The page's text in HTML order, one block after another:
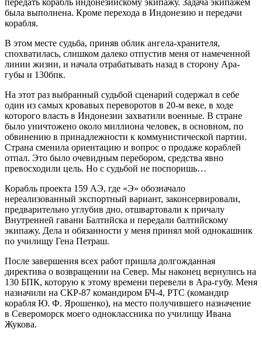
была выполнена. Кроме перехода в Индонезию и передачи
корабля.
В этом месте судьба, приняв облик ангела-хранителя,
спохватилась, слишком далеко отпустив меня от намеченной
линии жизни, и начала отрабатывать назад в сторону Ара-
губы и 130бпк.
На этот раз выбранный судьбой сценарий содержал в себе
один из самых кровавых переворотов в 20-м веке, в ходе
которого власть в Индонезии захватили военные. В стране
было уничтожено около миллиона человек, в основном, по
обвинению в принадлежности к коммунистической партии.
Страна сменила ориентацию и вопрос о продаже кораблей
отпал. Это было очевидным перебором, средства явно
превосходили цель. Но с судьбой не поспоришь…
Корабль проекта 159 АЭ, где «Э» обозначало
нереализованный экспортный вариант, законсервировали,
предварительно углубив дно, отшвартовали к причалу
Внутренней гавани Балтийска и передали балтийскому
экипажу. Дела и обязанности у меня принял мой однокашник
по училищу Гена Петраш.
После завершения всех работ пришла долгожданная
директива о возвращении на Север. Мы наконец вернулись на
130 БПК, которую к этому времени перевели в Ара-губу. Меня
назначили на СКР-87 командиром БЧ-4, РТС (командир
корабля Ю. Ф. Ярошенко), на место получившего назначение
в Североморск моего одноклассника по училищу Ивана
Жукова.